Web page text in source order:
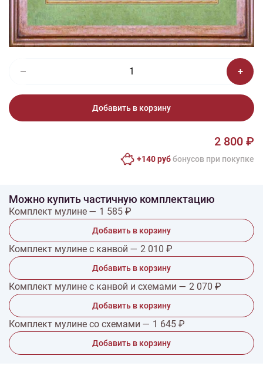
2 800 ₽
Добавить в корзину
2 800 ₽
+140 руббонусов при покупке
Можно купить частичную комплектацию
Комплект мулине — 1 585 ₽
Добавить в корзину
Комплект мулине с канвой — 2 010 ₽
Добавить в корзину
Комплект мулине с канвой и схемами — 2 070 ₽
Добавить в корзину
Комплект мулине со схемами — 1 645 ₽
Добавить в корзину